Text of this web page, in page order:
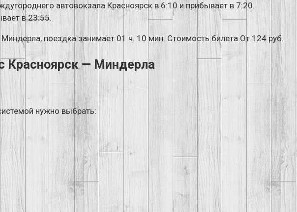
автовокзала Красноярск в 6:10 и прибывает в 7:20.
в 23:55.
поездка занимает 01 ч. 10 мин. Стоимость билета От 124 руб.
Красноярск — Миндерла
нужно выбрать: